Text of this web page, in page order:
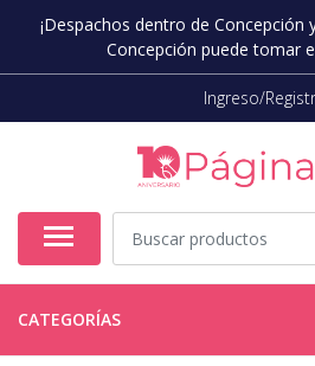
¡Despachos dentro de Concepción
Concepción puede tomar
Ingreso/
CATEGORÍAS